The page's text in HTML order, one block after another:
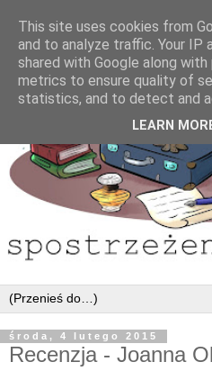
środa, 4 lutego 2015
Recenzja - Joanna
This site uses cookies from
and to analyze traffic. Your IP
shared with Google along
metrics to ensure quality of
statistics, and to detect and
LEARN